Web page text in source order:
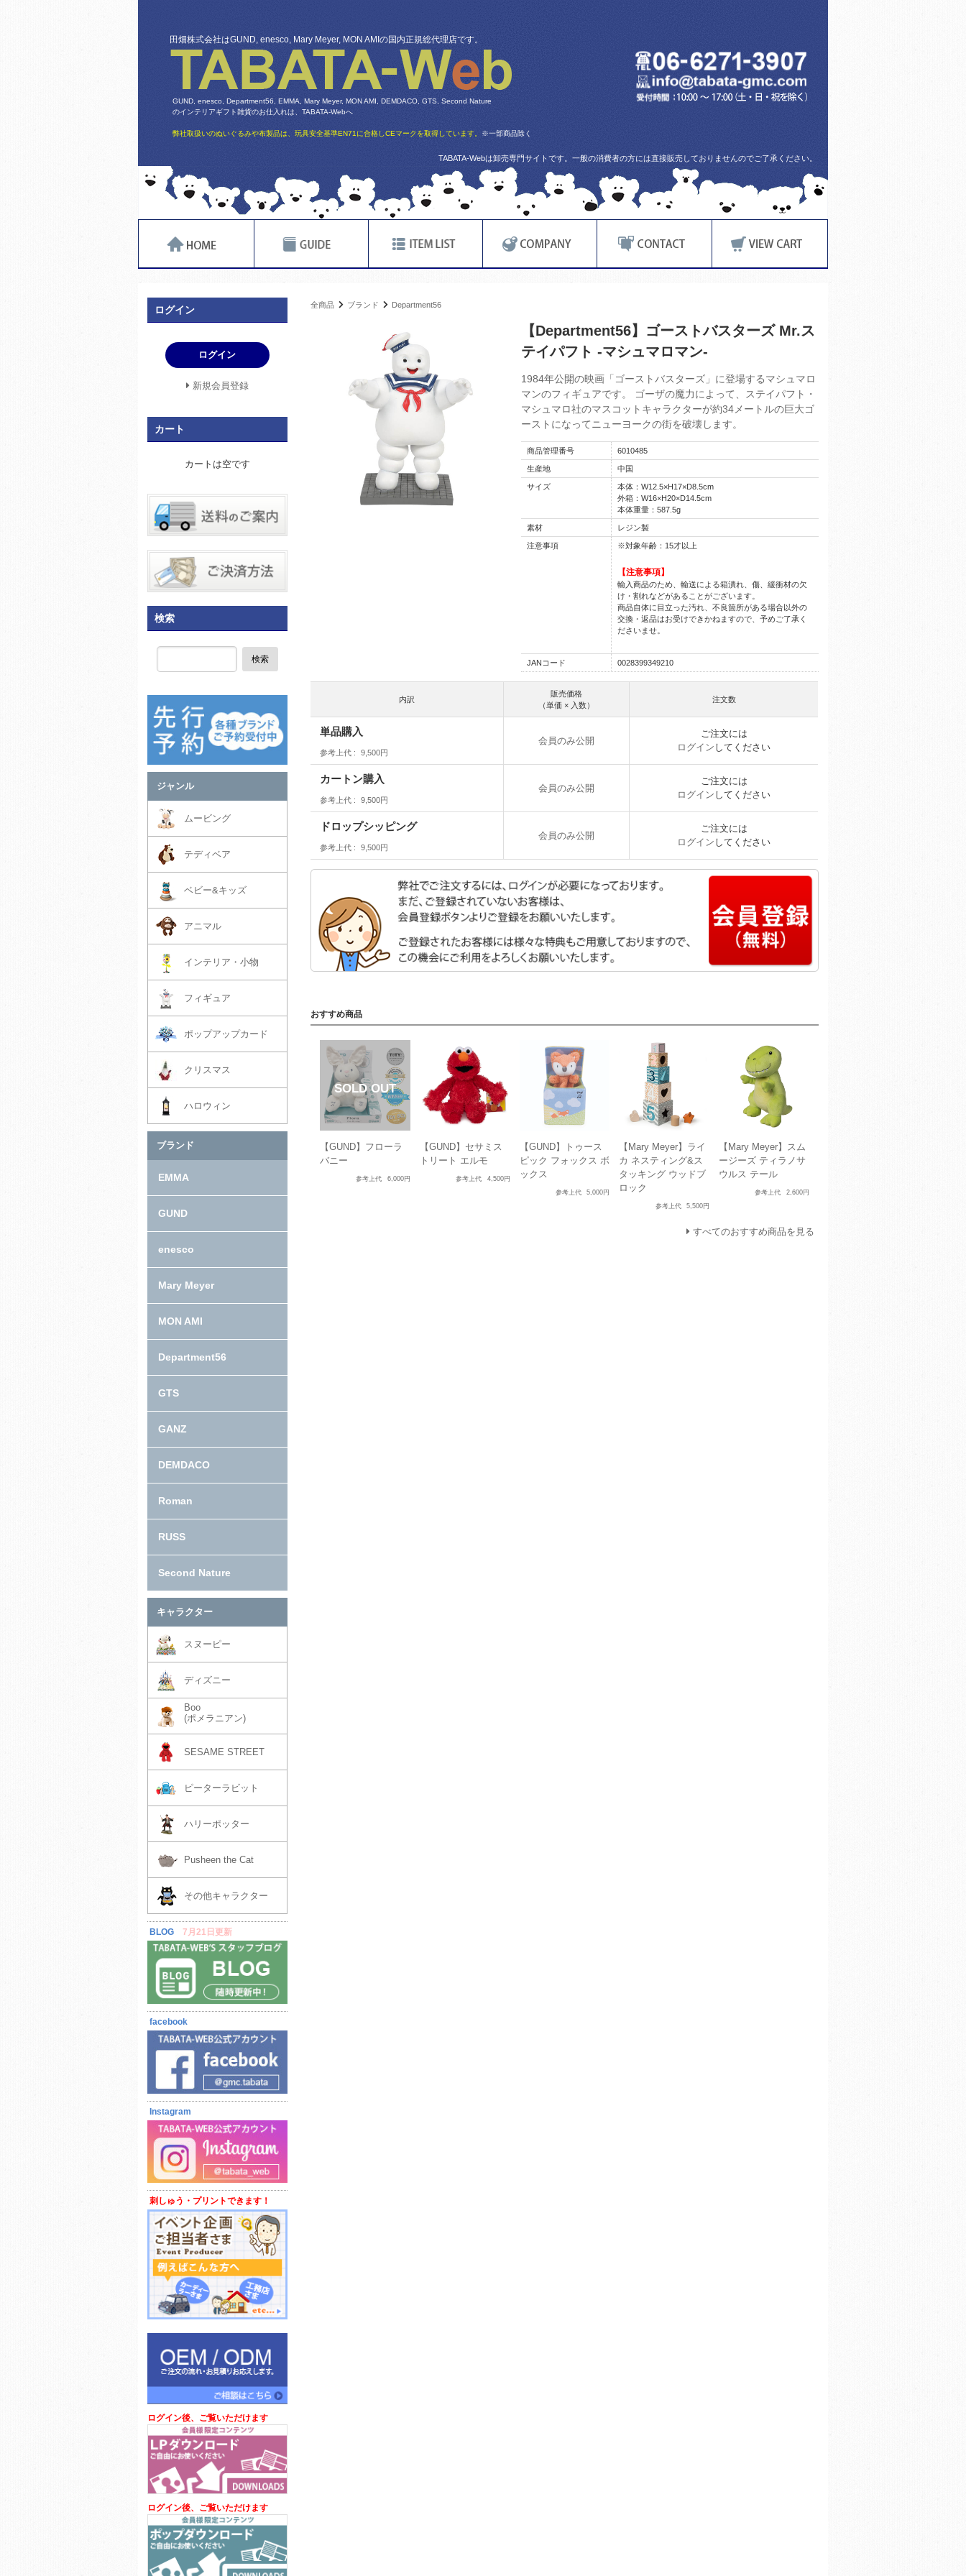
田畑株式会社はGUND, enesco, Mary Meyer, MON AMIの国内正規総代理店です。
GUND, enesco, Department56, EMMA, Mary Meyer, MON AMI, DEMDACO, GTS, Second Nature
のインテリアギフト雑貨のお仕入れは、TABATA-Webへ
弊社取扱いのぬいぐるみや布製品は、玩具安全基準EN71に合格しCEマークを取得しています。 ※一部商品除く
TABATA-Webは卸売専門サイトです。一般の消費者の方には直接販売しておりませんのでご了承ください。
全商品 ブランド Department56
【Department56】ゴーストバスターズ Mr.ス
テイパフト -マシュマロマン-
1984年公開の映画「ゴーストバスターズ」に登場するマシュマロ
マンのフィギュアです。 ゴーザの魔力によって、ステイパフト・
マシュマロ社のマスコットキャラクターが約34メートルの巨大ゴ
ーストになってニューヨークの街を破壊します。
商品管理番号 6010485
生産地 中国
サイズ
本体：W12.5×H17×D8.5cm
外箱：W16×H20×D14.5cm
本体重量：587.5g
素材 レジン製
注意事項 ※対象年齢：15才以上
【注意事項】
輸入商品のため、輸送による箱潰れ、傷、緩衝材の欠
け・割れなどがあることがございます。
商品自体に目立った汚れ、不良箇所がある場合以外の
交換・返品はお受けできかねますので、予めご了承く
ださいませ。
JANコード 0028399349210
内訳
販売価格
（単価 × 入数）
注文数
単品購入
参考上代 9,500円
会員のみ公開
ご注文には
ログイン してください
カートン購入
参考上代 9,500円
会員のみ公開
ご注文には
ログイン してください
ドロップシッピング
参考上代 9,500円
会員のみ公開
ご注文には
ログイン してください
おすすめ商品
【GUND】フローラ
バニー
参考上代 6,000円
【GUND】セサミス
トリート エルモ
参考上代 4,500円
【GUND】トゥース
ピック フォックス ボ
ックス
参考上代 5,000円
【Mary Meyer】ライ
カ ネスティング&ス
タッキング ウッドブ
ロック
参考上代 5,500円
【Mary Meyer】スム
ージーズ ティラノサ
ウルス テール
参考上代 2,600円
すべてのおすすめ商品を見る
ログイン
ログイン
新規会員登録
カート
カートは空です
検索
検索
ジャンル
ムービング
テディベア
ベビー&キッズ
アニマル
インテリア・小物
フィギュア
ポップアップカード
クリスマス
ハロウィン
ブランド
EMMA
GUND
enesco
Mary Meyer
MON AMI
Department56
GTS
GANZ
DEMDACO
Roman
RUSS
Second Nature
キャラクター
スヌーピー
ディズニー
Boo
(ポメラニアン)
SESAME STREET
ピーターラビット
ハリーポッター
Pusheen the Cat
その他キャラクター
BLOG 7月21日更新
facebook
Instagram
刺しゅう・プリントできます！
ログイン後、ご覧いただけます
ログイン後、ご覧いただけます